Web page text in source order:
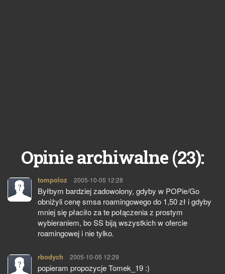
Opinie archiwalne (23):
tompoloz pisze:
2005-10-05 12:28
Byłbym bardziej zadowolony, gdyby w POPie/Go
obniżyli cenę smsa roamingowego do 1,50 zł i gdyby
mniej się płaciło za te połączenia z prostym
wybieraniem, bo SS biją wszystkich w ofercie
roamingowej i nie tylko.
rbodych pisze:
2005-10-05 12:29
popieram propozycje Tomek_19 :)